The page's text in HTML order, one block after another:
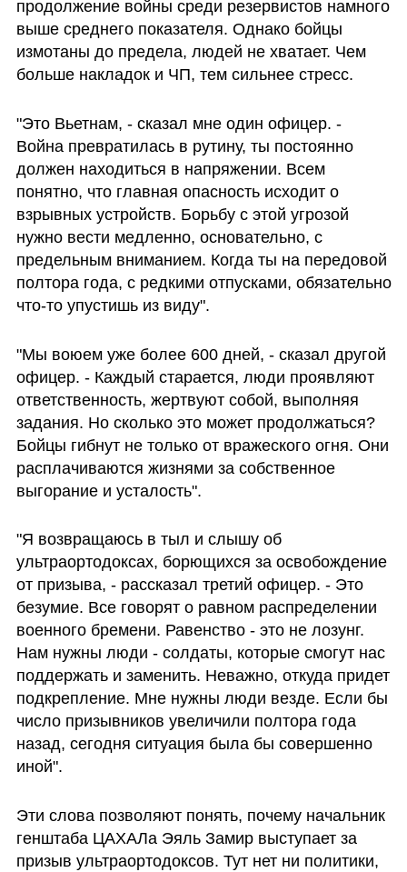
продолжение войны среди резервистов намного
выше среднего показателя. Однако бойцы
измотаны до предела, людей не хватает. Чем
больше накладок и ЧП, тем сильнее стресс.
"Это Вьетнам, - сказал мне один офицер. -
Война превратилась в рутину, ты постоянно
должен находиться в напряжении. Всем
понятно, что главная опасность исходит о
взрывных устройств. Борьбу с этой угрозой
нужно вести медленно, основательно, с
предельным вниманием. Когда ты на передовой
полтора года, с редкими отпусками, обязательно
что-то упустишь из виду".
"Мы воюем уже более 600 дней, - сказал другой
офицер. - Каждый старается, люди проявляют
ответственность, жертвуют собой, выполняя
задания. Но сколько это может продолжаться?
Бойцы гибнут не только от вражеского огня. Они
расплачиваются жизнями за собственное
выгорание и усталость".
"Я возвращаюсь в тыл и слышу об
ультраортодоксах, борющихся за освобождение
от призыва, - рассказал третий офицер. - Это
безумие. Все говорят о равном распределении
военного бремени. Равенство - это не лозунг.
Нам нужны люди - солдаты, которые смогут нас
поддержать и заменить. Неважно, откуда придет
подкрепление. Мне нужны люди везде. Если бы
число призывников увеличили полтора года
назад, сегодня ситуация была бы совершенно
иной".
Эти слова позволяют понять, почему начальник
генштаба ЦАХАЛа Эяль Замир выступает за
призыв ультраортодоксов. Тут нет ни политики,